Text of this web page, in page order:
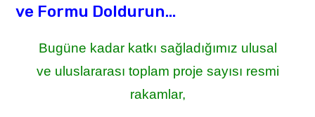
ve Formu Doldurun...
Bugüne kadar katkı sağladığımız ulusal
ve uluslararası toplam proje sayısı resmi
rakamlar,